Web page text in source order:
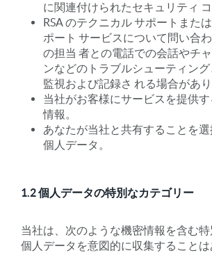
に関連付けられたセキュリティ コ
RSA のテクニカル サポートまた
ポート サービスについて問い合
の担当 者との電話での会話やチ
ンなどのトラブルシューティン
監視および記録さ れる場合があり
当社がお客様にサービスを提供
情報。
あなたが当社と共有することを
個人データ。
1.2 個人データの特別なカテゴリー
当社は、次のような機密情報を含む
個人データを意図的に収集することは